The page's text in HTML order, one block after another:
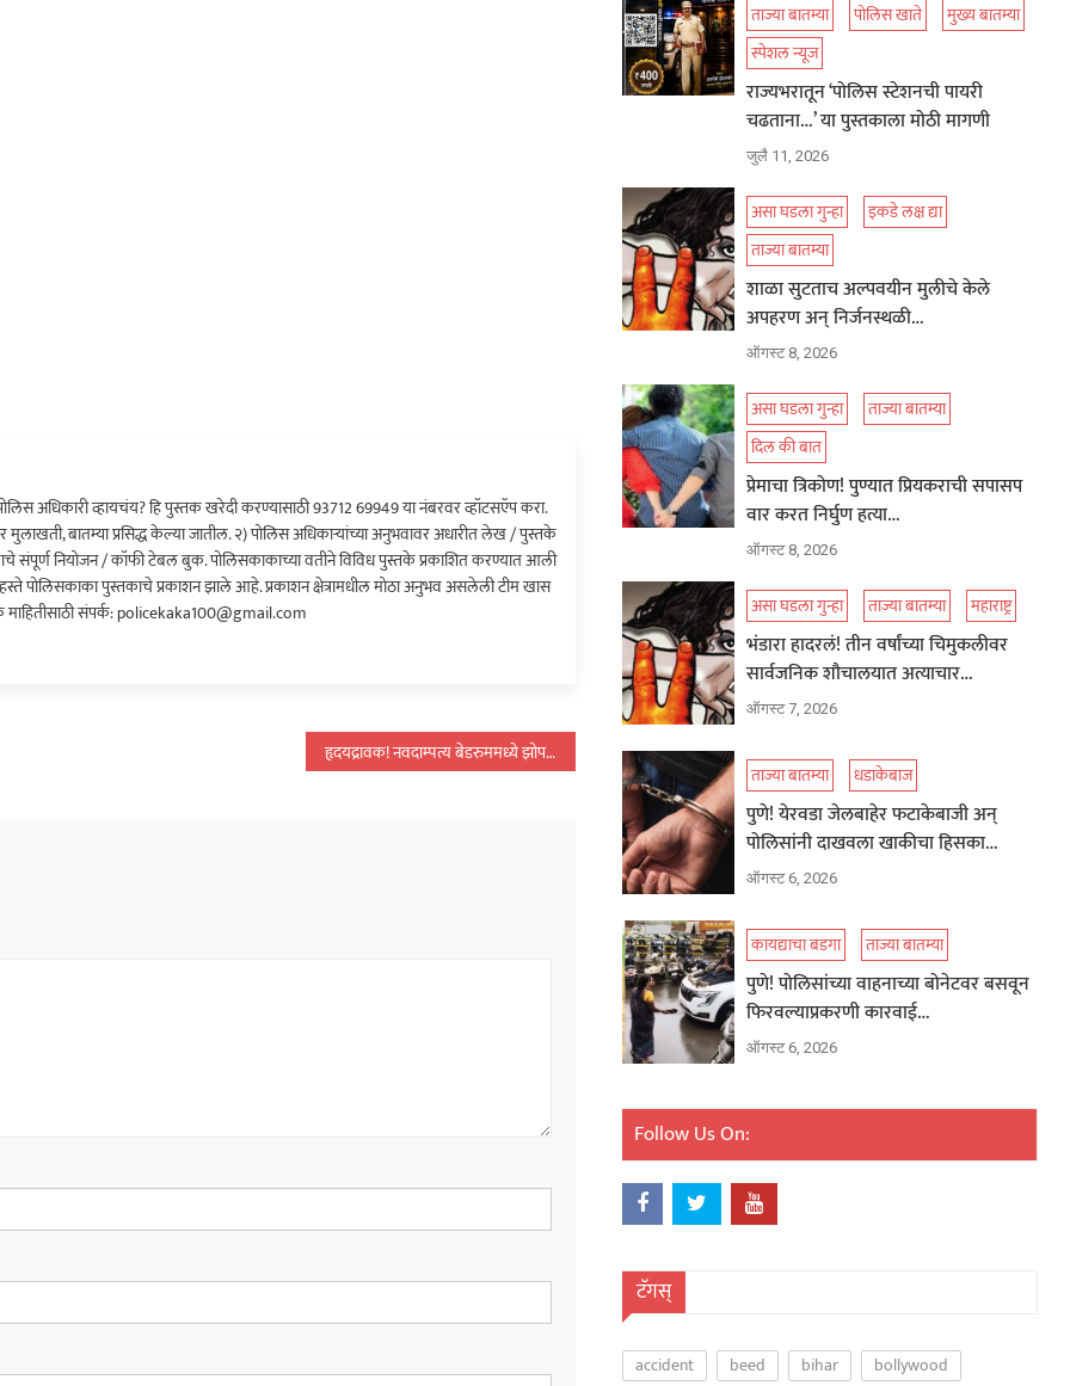
अधिकारी व्हायचंय? हि पुस्तक खरेदी करण्यासाठी 93712 69949 या नंबरवर व्हॉटसऍप करा.
मुलाखती, बातम्या प्रसिद्ध केल्या जातील. २) पोलिस अधिकाऱ्यांच्या अनुभवावर अधारीत लेख / पुस्तके
संपूर्ण नियोजन / कॉफी टेबल बुक. पोलिसकाकाच्या वतीने विविध पुस्तके प्रकाशित करण्यात आली
पोलिसकाका पुस्तकाचे प्रकाशन झाले आहे. प्रकाशन क्षेत्रामधील मोठा अनुभव असलेली टीम खास
संपर्क: policekaka100@gmail.com
हृदयद्रावक! नवदाम्पत्य बेडरुममध्ये झोपण्यासाठी गेले अन्…
ताज्या बातम्या
पोलिस खाते
मुख्य बातम्या
स्पेशल न्यूज
राज्यभरातून ‘पोलिस स्टेशनची पायरी
चढताना…’ या पुस्तकाला मोठी मागणी
जुलै 11, 2026
असा घडला गुन्हा
इकडे लक्ष द्या
ताज्या बातम्या
शाळा सुटताच अल्पवयीन मुलीचे केले
अपहरण अन् निर्जनस्थळी…
ऑगस्ट 8, 2026
असा घडला गुन्हा
ताज्या बातम्या
दिल की बात
प्रेमाचा त्रिकोण! पुण्यात प्रियकराची सपासप
वार करत निर्घुण हत्या…
ऑगस्ट 8, 2026
असा घडला गुन्हा ताज्या बातम्या महाराष्ट्र
भंडारा हादरलं! तीन वर्षांच्या चिमुकलीवर
सार्वजनिक शौचालयात अत्याचार…
ऑगस्ट 7, 2026
ताज्या बातम्या धडाकेबाज
पुणे! येरवडा जेलबाहेर फटाकेबाजी अन्
पोलिसांनी दाखवला खाकीचा हिसका…
ऑगस्ट 6, 2026
कायद्याचा बडगा ताज्या बातम्या
पुणे! पोलिसांच्या वाहनाच्या बोनेटवर बसवून
फिरवल्याप्रकरणी कारवाई…
ऑगस्ट 6, 2026
Follow Us On:
टॅगस्
accident beed bihar bollywood